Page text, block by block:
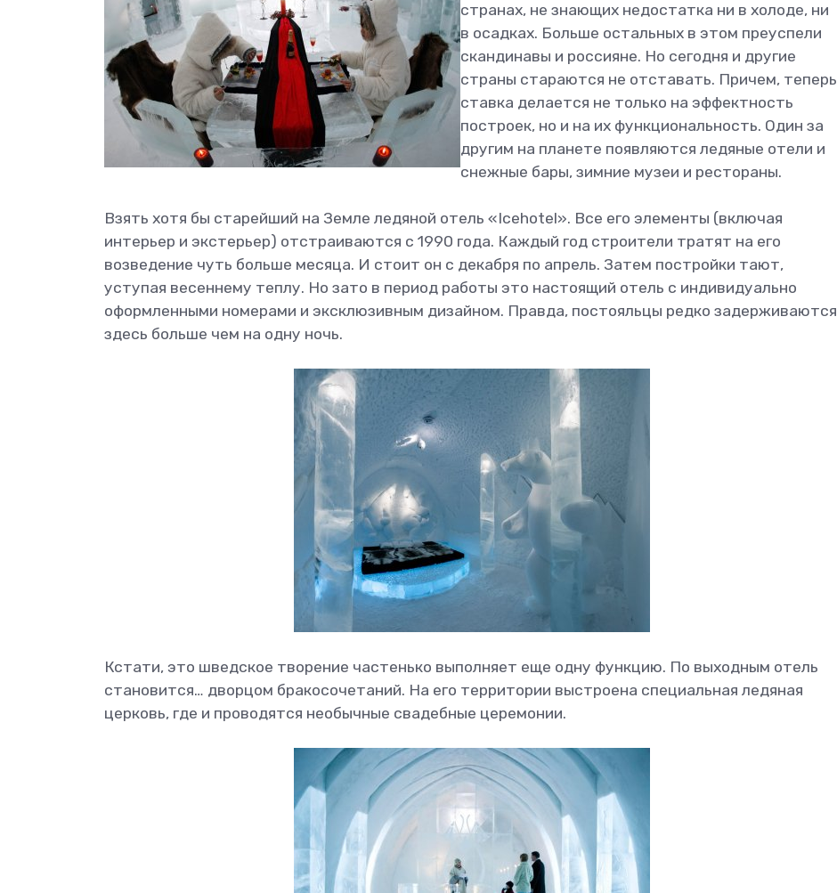
странах, не знающих недостатка ни в холоде, ни
в осадках. Больше остальных в этом преуспели
скандинавы и россияне. Но сегодня и другие
страны стараются не отставать. Причем, теперь
ставка делается не только на эффектность
построек, но и на их функциональность. Один за
другим на планете появляются ледяные отели и
снежные бары, зимние музеи и рестораны.
Взять хотя бы старейший на Земле ледяной отель «Icehotel». Все его элементы (включая
интерьер и экстерьер) отстраиваются с 1990 года. Каждый год строители тратят на его
возведение чуть больше месяца. И стоит он с декабря по апрель. Затем постройки тают,
уступая весеннему теплу. Но зато в период работы это настоящий отель с индивидуально
оформленными номерами и эксклюзивным дизайном. Правда, постояльцы редко задерживаются
здесь больше чем на одну ночь.
Кстати, это шведское творение частенько выполняет еще одну функцию. По выходным отель
становится… дворцом бракосочетаний. На его территории выстроена специальная ледяная
церковь, где и проводятся необычные свадебные церемонии.